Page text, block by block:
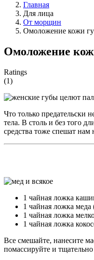
Главная
Для лица
От морщин
Омоложение кожи
Омоложение
Ratings
(1)
Что только предательски
тела. В столь и без того
средства тоже спешат
1 чайная ложка
1 чайная ложка
1 чайная ложка
1 чайная ложка
Все смешайте, нанесите
помассируйте и